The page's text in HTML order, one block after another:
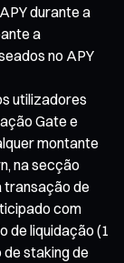
durante a
a
no APY
utilizadores
Gate e
montante
na secção
transação de
com
de liquidação (1
staking de